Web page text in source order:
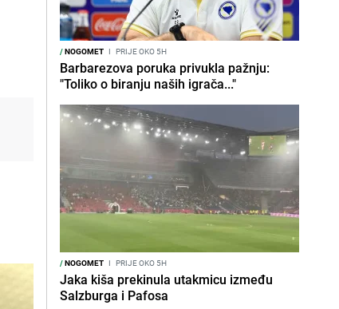
/NOGOMET I PRIJE OKO 5H
Barbarezova poruka privukla pažnju:
"Toliko o biranju naših igrača..."
/NOGOMET I PRIJE OKO 5H
Jaka kiša prekinula utakmicu između
Salzburga i Pafosa